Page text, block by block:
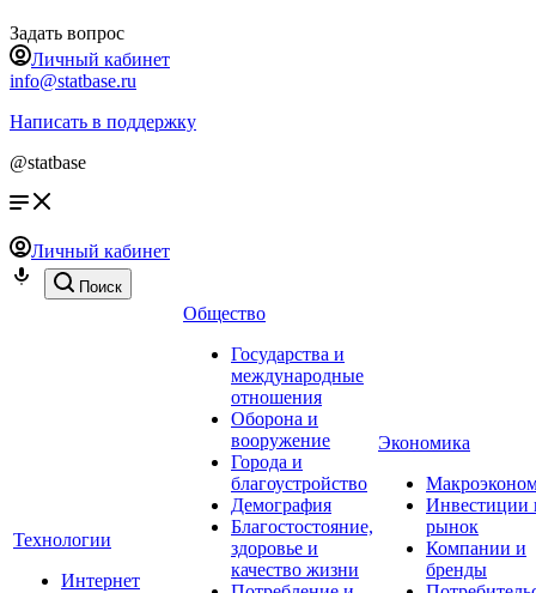
Задать вопрос
Личный кабинет
info@statbase.ru
Написать в поддержку
@statbase
Личный кабинет
Поиск
Технологии
Интернет
Общество
Государства и
международные
отношения
Оборона и
вооружение
Города и
благоустройство
Демография
Благостостояние,
здоровье и
качество жизни
Экономика
Инвестиции
рынок
Компании и
бренды